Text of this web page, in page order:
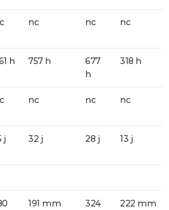
nc nc nc
h 757 h
677
h
318 h
nc nc nc
j 32 j 28 j 13 j
191 mm
324
222 mm